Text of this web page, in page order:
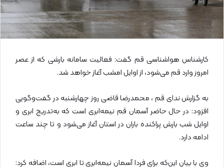
کارشناس هواشناسی قم گفت: فعالیت سامانه بارشی که از عصر
امروز وارد قم می‌شود، از اوایل امشب آغاز خواهد شد.
به گزارش ندای قم ، محمدرضا قاضی روز چهارشنبه در گفت‌وگویی
افزود: در حال حاضر آسمان قم نیمه‌ابری است که به‌تدریج ابری و
اوایل شب بارش پراکنده باران در استان آغاز می‌شود و تا چند ساعت
ادامه دارد.
وی با بیان این‌که برای فردا آسمان نیمه‌ابری تا ابری است، اضافه کرد: